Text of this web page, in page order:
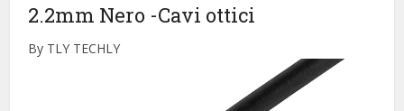
2.2mm Nero -Cavi ottici
By TLY TECHLY